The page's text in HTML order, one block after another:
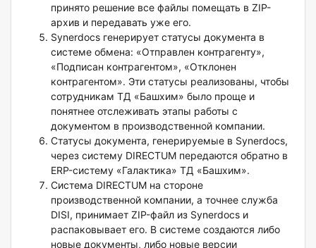
принято решение все файлы помещать в ZIP-
архив и передавать уже его.
Synerdocs генерирует статусы документа в
системе обмена: «Отправлен контрагенту»,
«Подписан контрагентом», «Отклонен
контрагентом». Эти статусы реализованы, чтобы
сотрудникам ТД «Башхим» было проще и
понятнее отслеживать этапы работы с
документом в производственной компании.
Статусы документа, генерируемые в Synerdocs,
через систему DIRECTUM передаются обратно в
ERP-систему «Галактика» ТД «Башхим».
Система DIRECTUM на стороне
производственной компании, а точнее служба
DISI, принимает ZIP-файл из Synerdocs и
распаковывает его. В системе создаются либо
новые документы, либо новые версии